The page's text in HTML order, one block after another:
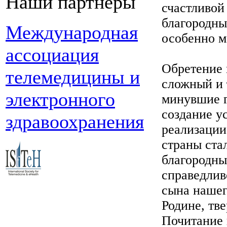
Международная
ассоциация
телемедицины и
электронного
здравоохранения
особенно
Обретение
сложный и
минувшие
создание
страны
сына
Родине,
Почитание